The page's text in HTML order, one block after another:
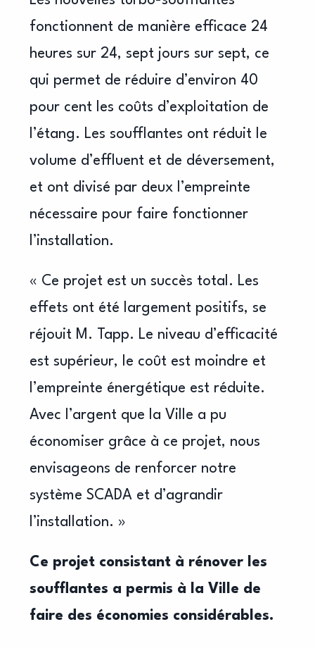
fonctionnent de manière efficace 24
heures sur 24, sept jours sur sept, ce
qui permet de réduire d’environ 40
pour cent les coûts d’exploitation de
l’étang. Les soufflantes ont réduit le
volume d’effluent et de déversement,
et ont divisé par deux l’empreinte
nécessaire pour faire fonctionner
l’installation.
« Ce projet est un succès total. Les
effets ont été largement positifs, se
réjouit M. Tapp. Le niveau d’efficacité
est supérieur, le coût est moindre et
l’empreinte énergétique est réduite.
Avec l’argent que la Ville a pu
économiser grâce à ce projet, nous
envisageons de renforcer notre
système SCADA et d’agrandir
l’installation. »
Ce projet consistant à rénover les
soufflantes a permis à la Ville de
faire des économies considérables.